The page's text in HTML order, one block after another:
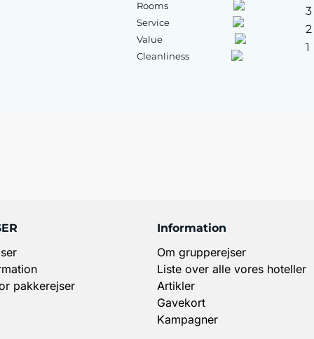
Rooms
Service
Value
Cleanliness
3
2
1
pakkerejser
Information
Om grupperejser
Liste over alle vores hoteller
Artikler
Gavekort
Kampagner